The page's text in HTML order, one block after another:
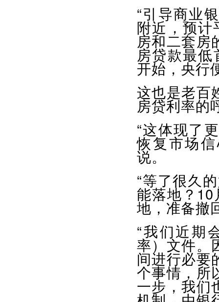
“引导商业
附近，预
房和二套房
房贷款最低
开始，央行
这也是老百
房贷利率的
“这体现了
恢复市场
说。
“等了很久
能落地？
地，准备撤
“我们近期
率）文件。
间进行必要
个事情，所
一步，我们